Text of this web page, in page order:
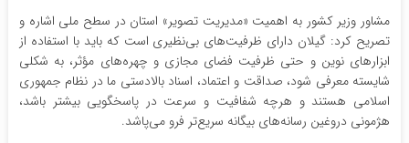
مشاور وزیر کشور به اهمیت «مدیریت تصویر» استان در سطح ملی اشاره و
تصریح کرد: گیلان دارای ظرفیت‌های بی‌نظیری است که باید با استفاده از
ابزارهای نوین و حتی ظرفیت فضای مجازی و چهره‌های مؤثر، به شکلی
شایسته معرفی شود، صداقت و اعتماد، اسناد بالادستی ما در نظام جمهوری
اسلامی هستند و هرچه شفافیت و سرعت در پاسخگویی بیشتر باشد،
هژمونی دروغین رسانه‌های بیگانه سریع‌تر فرو می‌پاشد.